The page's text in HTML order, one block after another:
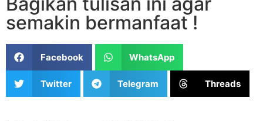
semakin bermanfaat !
Facebook WhatsApp
Twitter Telegram Threads